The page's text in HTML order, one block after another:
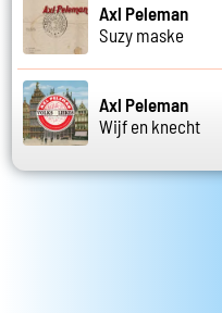
Axl Peleman
Suzy maske
Axl Peleman
Wijf en knecht